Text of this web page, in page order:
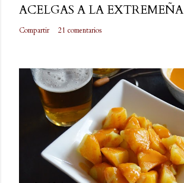
ACELGAS A LA EXTREMEÑA
Compartir 21 comentarios